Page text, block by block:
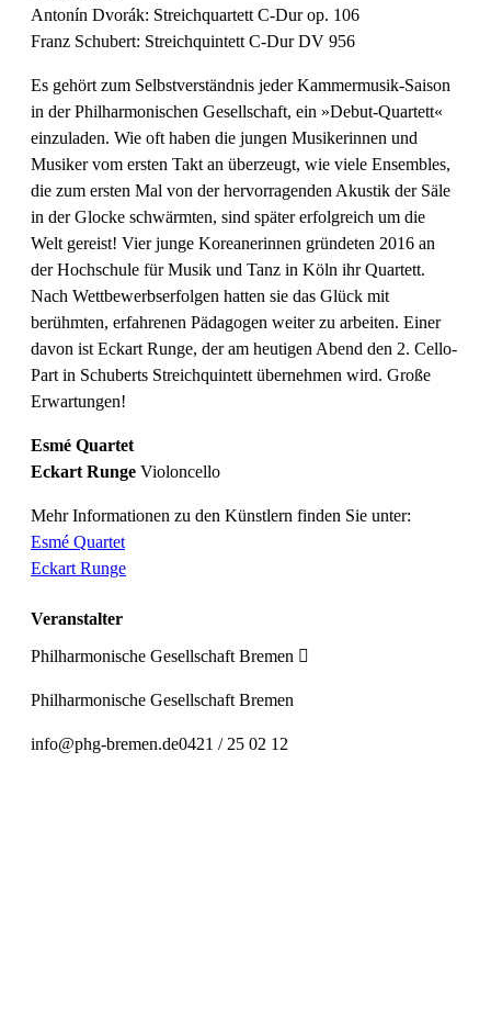
Antonín Dvorák: Streichquartett C-Dur op. 106
Franz Schubert: Streichquintett C-Dur DV 956
Es gehört zum Selbstverständnis jeder Kammermusik-Saison
in der Philharmonischen Gesellschaft, ein »Debut-Quartett«
einzuladen. Wie oft haben die jungen Musikerinnen und
Musiker vom ersten Takt an überzeugt, wie viele Ensembles,
die zum ersten Mal von der hervorragenden Akustik der Säle
in der Glocke schwärmten, sind später erfolgreich um die
Welt gereist! Vier junge Koreanerinnen gründeten 2016 an
der Hochschule für Musik und Tanz in Köln ihr Quartett.
Nach Wettbewerbserfolgen hatten sie das Glück mit
berühmten, erfahrenen Pädagogen weiter zu arbeiten. Einer
davon ist Eckart Runge, der am heutigen Abend den 2. Cello-
Part in Schuberts Streichquintett übernehmen wird. Große
Erwartungen!
Esmé Quartet
Eckart Runge Violoncello
Mehr Informationen zu den Künstlern finden Sie unter:
Esmé Quartet
Eckart Runge
Veranstalter
Philharmonische Gesellschaft Bremen
Philharmonische Gesellschaft Bremen
info@phg-bremen.de0421 / 25 02 12